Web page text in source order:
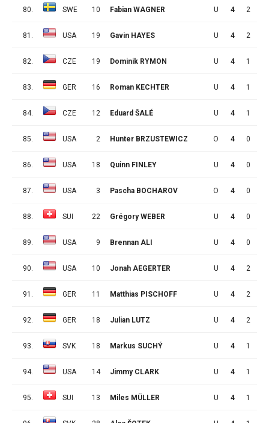
80. SWE 10 Fabian WAGNER U 4 2
81. USA 19 Gavin HAYES U 4 2
82. CZE 19 Dominik RYMON U 4 1
83. GER 16 Roman KECHTER U 4 1
84. CZE 12 Eduard ŠALÉ U 4 1
85. USA 2 Hunter BRZUSTEWICZ O 4 0
86. USA 18 Quinn FINLEY U 4 0
87. USA 3 Pascha BOCHAROV O 4 0
88. SUI 22 Grégory WEBER U 4 0
89. USA 9 Brennan ALI U 4 0
90. USA 10 Jonah AEGERTER U 4 2
91. GER 11 Matthias PISCHOFF U 4 2
92. GER 18 Julian LUTZ U 4 2
93. SVK 18 Markus SUCHÝ U 4 1
94. USA 14 Jimmy CLARK U 4 1
95. SUI 13 Miles MÜLLER U 4 1